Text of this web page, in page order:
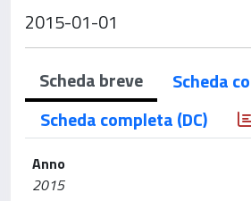
2015-01-01
Scheda breve
Scheda
Scheda completa (DC)
Anno
2015